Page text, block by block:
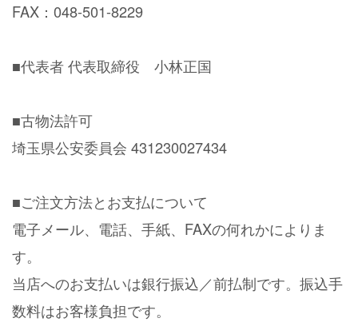
FAX：048-501-8229
■代表者 代表取締役 小林正国
■古物法許可
埼玉県公安委員会 431230027434
■ご注文方法とお支払について
電子メール、電話、手紙、FAXの何れかによりま
す。
当店へのお支払いは銀行振込／前払制です。振込手
数料はお客様負担です。